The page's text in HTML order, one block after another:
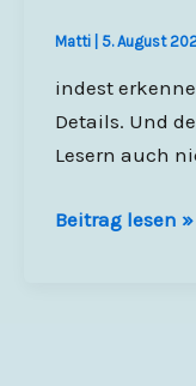
Matti 5. August
indest
Details. Und
Lesern auch
Matti
Beitrag lesen »